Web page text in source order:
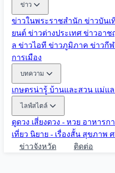
ข่าว
ข่าวในพระราชสำนัก ข่าวบันเ
ยนต์ ข่าวต่างประเทศ ข่าวอาช
ล ข่าวไอที ข่าวภูมิภาค ข่าวกีฬ
การเมือง
บทความ
เกษตรน่ารู้ บ้านและสวน แม่แล
ไลฟ์สไตล์
ดูดวง เสี่ยงดวง - หวย อาหารก
เที่ยว นิยาย - เรื่องสั้น สุขภาพ
ข่าวจังหวัด
ติดต่อ